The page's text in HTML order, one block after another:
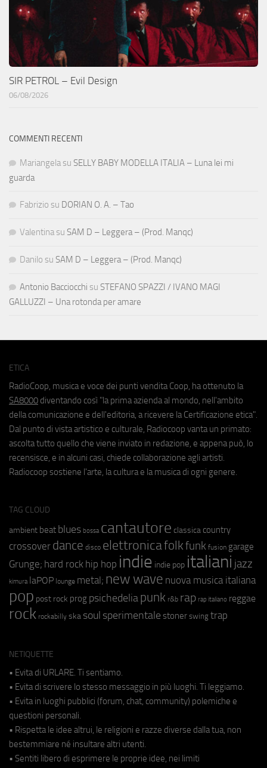
SIR PETROL – Evil Design
06/08/2026
COMMENTI RECENTI
Mariangela su SELLY BABY MODELLA ITALIA – Luna lei mi
guarda
Fabrizio su DORIAN O. A. – Tao
Valentina su SAM D – Leggera – (Prod. Manqc)
Danilo su SAM D – Leggera – (Prod. Manqc)
Antonio Bacciocchi su STEFANO SPAZZI / IVANO MAGI
GALLUZZI – Una rotonda per amare
ETICA
RadioCoop, musica e voce dei punti vendita Coop, ha ottenuto la
SA8000 diventando così "la prima azienda al mondo, nell'ambito
della comunicazione e dell'editoria, a ricevere la Certificazione etica".
Dal punto di vista artistico e culturale, Radiocoop vanta un primato:
ascolta tutto quello che viene inviato in redazione, e appena può, lo
recensisce, e in alcuni casi, chiede collaborazione agli artisti.
Radiocoop sostiene l'arte, la cultura e la musica di ogni genere.
TAG CLOUD
ambient beat blues bossa cantautore classica country
crossover dance disco elettronicafolkfunk fusion garage
Grunge; hard rock hip hop indie indie pop italiani jazz
kimura laPOP lounge metal; new wave nuova musica italiana
pop post rock prog psichedeliapunk r&b rap rap italiano reggae
rock rockabilly ska soul sperimentale stoner swing trap
NETIQUETTE
• Evita di URLARE. Ti sentiamo.
• Evita di scrivere lo stesso messaggio in più luoghi. Ti leggiamo.
• Evita in luoghi pubblici (forum, chat, community) polemiche e
questioni personali.
• Rispetta le idee altrui, le religioni e razze diverse dalla tua, non
bestemmiare né insultare altri utenti.
• Sentiti libero di esprimere le proprie idee, nei limiti